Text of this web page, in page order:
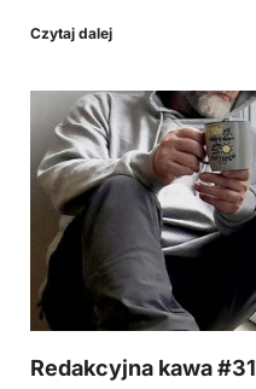
Czytaj dalej
Redakcyjna kawa #31